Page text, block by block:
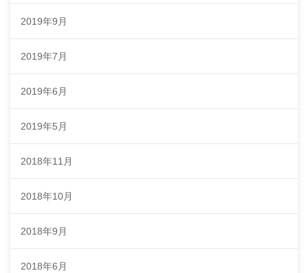
2019年9月
2019年7月
2019年6月
2019年5月
2018年11月
2018年10月
2018年9月
2018年6月